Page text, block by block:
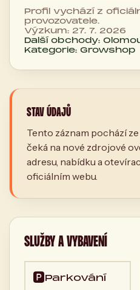
Profil vychází z
provozovatele.
Výzkum: 27. 7. 2026
Další obchody:
Kategorie: Growshop
STAV ÚDAJŮ
Tento záznam pochází
čeká na nové zdrojové
adresu, nabídku a
oficiálním webu.
SLUŽBY A VYBAVENÍ
🅿️Parkování